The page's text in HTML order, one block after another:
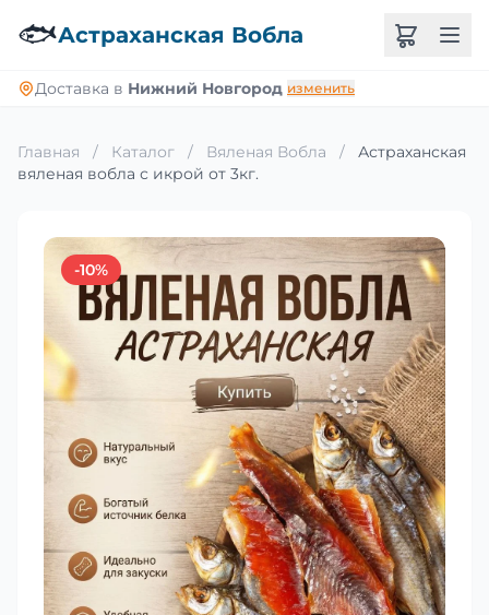
🐟Астраханская Вобла
Доставка в Нижний Новгород изменить
Главная / Каталог / Вяленая Вобла /
Астраханская
вяленая вобла с икрой от 3кг.
-10%